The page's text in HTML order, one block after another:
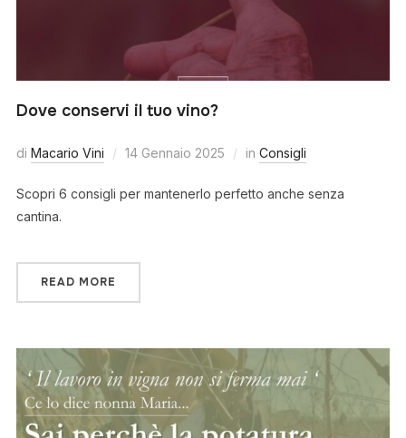
Dove conservi il tuo vino?
di Macario Vini 14 Gennaio 2025 in Consigli
Scopri 6 consigli per mantenerlo perfetto anche senza
cantina.
READ MORE